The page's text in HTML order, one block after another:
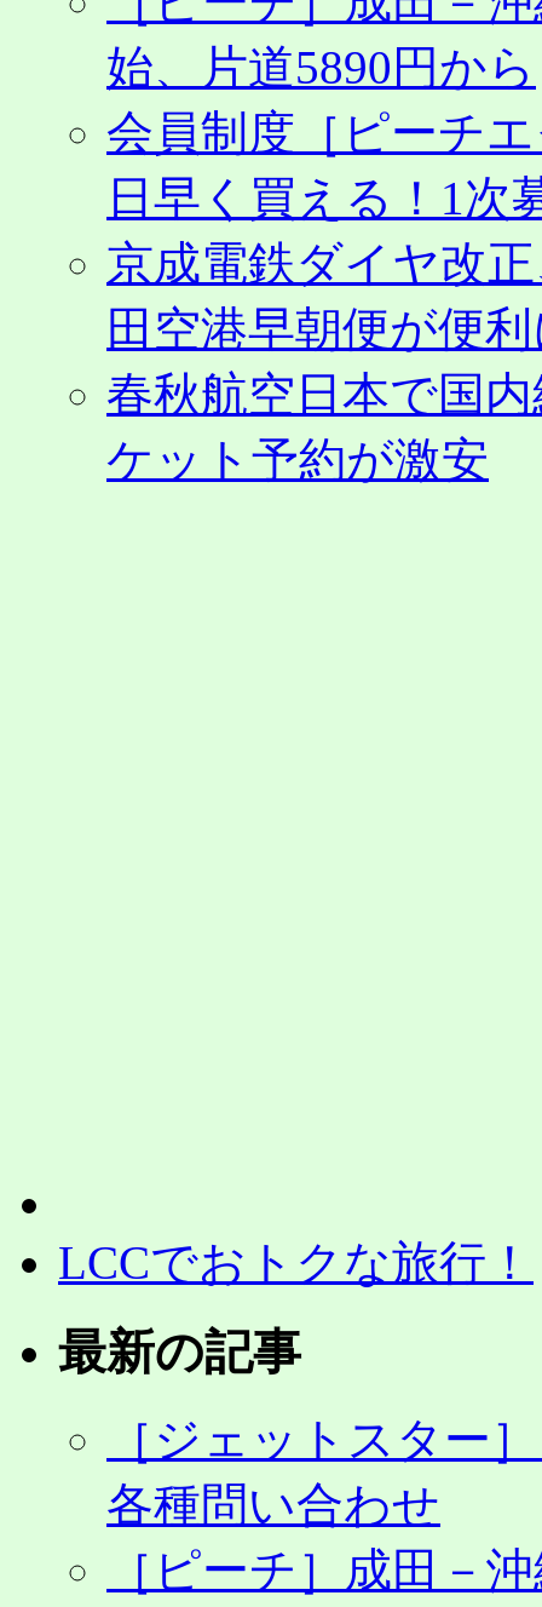
チ
ッ
ト
購
入
公
式
イ
ト
か
ら
ッ
ト
申
込
始、片道5890円から
会員制度［ピーチ
日早く買える！1次
京成電鉄ダイヤ改
田空港早朝便が便
春秋航空日本で国
ケット予約が激安
LCCでおトクな旅行！
最新の記事
［ジェットスター
各種問い合わせ
［ピーチ］成田－